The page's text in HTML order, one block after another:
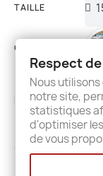
TAILLE
COULEUR
Respect
Nous
notre site,
statistiques
d'optimiser
de vous